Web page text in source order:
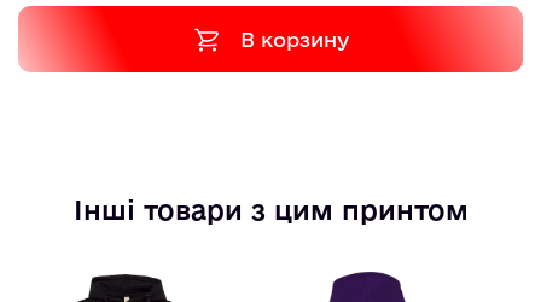
В корзину
Інші товари з цим принтом